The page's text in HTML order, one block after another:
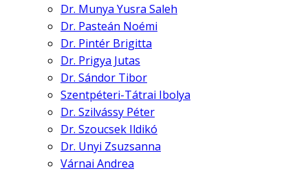
Dr. Munya Yusra Saleh
Dr. Pasteán Noémi
Dr. Pintér Brigitta
Dr. Prigya Jutas
Dr. Sándor Tibor
Szentpéteri-Tátrai Ibolya
Dr. Szilvássy Péter
Dr. Szoucsek Ildikó
Dr. Unyi Zsuzsanna
Várnai Andrea